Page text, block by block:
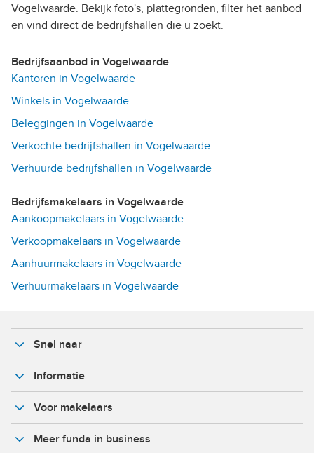
Vogelwaarde. Bekijk foto's, plattegronden, filter het aanbod
en vind direct de bedrijfshallen die u zoekt.
Bedrijfsaanbod in Vogelwaarde
Kantoren in Vogelwaarde
Winkels in Vogelwaarde
Beleggingen in Vogelwaarde
Verkochte bedrijfshallen in Vogelwaarde
Verhuurde bedrijfshallen in Vogelwaarde
Bedrijfsmakelaars in Vogelwaarde
Aankoopmakelaars in Vogelwaarde
Verkoopmakelaars in Vogelwaarde
Aanhuurmakelaars in Vogelwaarde
Verhuurmakelaars in Vogelwaarde
Snel naar
Informatie
Voor makelaars
Meer funda in business